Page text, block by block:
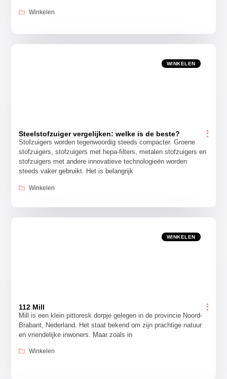
Winkelen
WINKELEN
Steelstofzuiger vergelijken: welke is de beste?
Stofzuigers worden tegenwoordig steeds compacter. Groene
stofzuigers, stofzuigers met hepa-filters, metalen stofzuigers en
stofzuigers met andere innovatieve technologieën worden
steeds vaker gebruikt. Het is belangrijk
Winkelen
WINKELEN
112 Mill
Mill is een klein pittoresk dorpje gelegen in de provincie Noord-
Brabant, Nederland. Het staat bekend om zijn prachtige natuur
en vriendelijke inwoners. Maar zoals in
Winkelen